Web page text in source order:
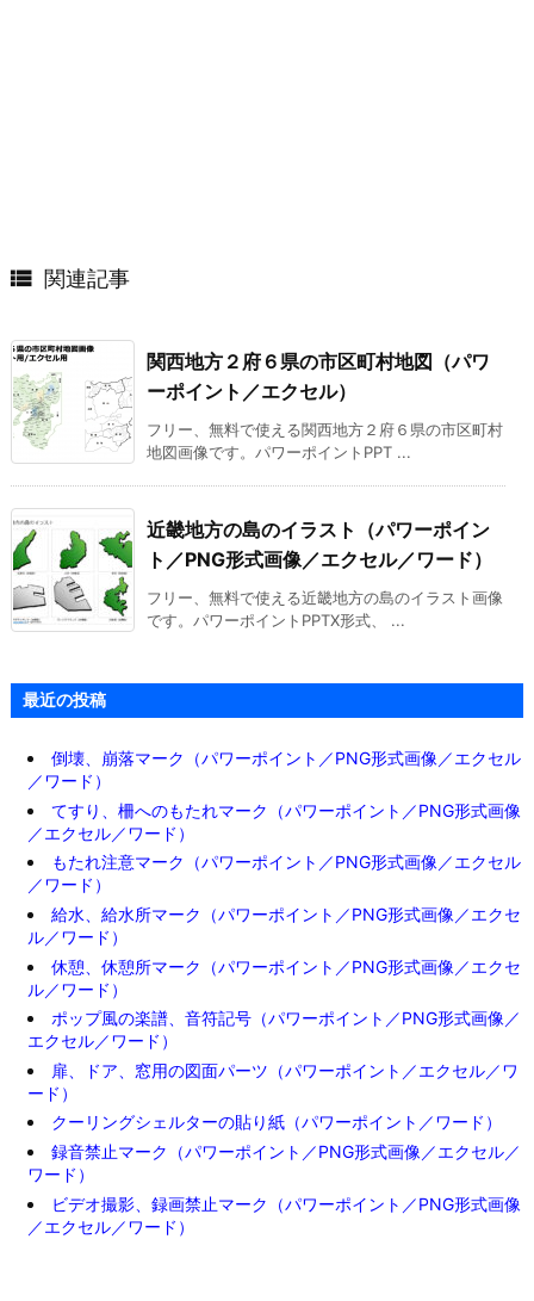
 関連記事
関西地方２府６県の市区町村地図（パワ
ーポイント／エクセル）
フリー、無料で使える関西地方２府６県の市区町村
地図画像です。パワーポイントPPT ...
近畿地方の島のイラスト（パワーポイン
ト／PNG形式画像／エクセル／ワード）
フリー、無料で使える近畿地方の島のイラスト画像
です。パワーポイントPPTX形式、 ...
最近の投稿
倒壊、崩落マーク（パワーポイント／PNG形式画像／エクセル
／ワード）
てすり、柵へのもたれマーク（パワーポイント／PNG形式画像
／エクセル／ワード）
もたれ注意マーク（パワーポイント／PNG形式画像／エクセル
／ワード）
給水、給水所マーク（パワーポイント／PNG形式画像／エクセ
ル／ワード）
休憩、休憩所マーク（パワーポイント／PNG形式画像／エクセ
ル／ワード）
ポップ風の楽譜、音符記号（パワーポイント／PNG形式画像／
エクセル／ワード）
扉、ドア、窓用の図面パーツ（パワーポイント／エクセル／ワ
ード）
クーリングシェルターの貼り紙（パワーポイント／ワード）
録音禁止マーク（パワーポイント／PNG形式画像／エクセル／
ワード）
ビデオ撮影、録画禁止マーク（パワーポイント／PNG形式画像
／エクセル／ワード）